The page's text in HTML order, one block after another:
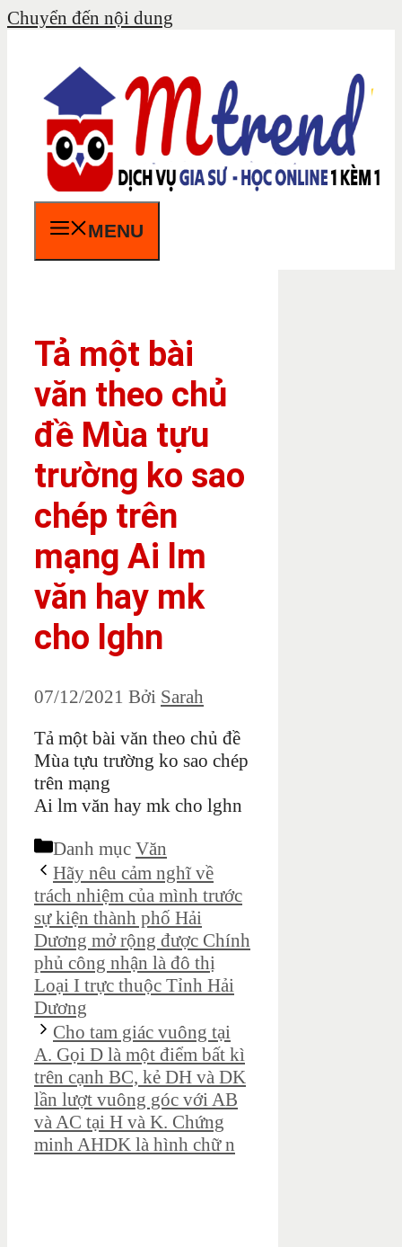
Chuyển đến nội dung
MENU
Tả một bài
văn theo chủ
đề Mùa tựu
trường ko sao
chép trên
mạng Ai lm
văn hay mk
cho lghn
07/12/2021 Bởi Sarah
Tả một bài văn theo chủ đề
Mùa tựu trường ko sao chép
trên mạng
Ai lm văn hay mk cho lghn
Danh mục Văn
Hãy nêu cảm nghĩ về
trách nhiệm của mình trước
sự kiện thành phố Hải
Dương mở rộng được Chính
phủ công nhận là đô thị
Loại I trực thuộc Tỉnh Hải
Dương
Cho tam giác vuông tại
A. Gọi D là một điểm bất kì
trên cạnh BC, kẻ DH và DK
lần lượt vuông góc với AB
và AC tại H và K. Chứng
minh AHDK là hình chữ n